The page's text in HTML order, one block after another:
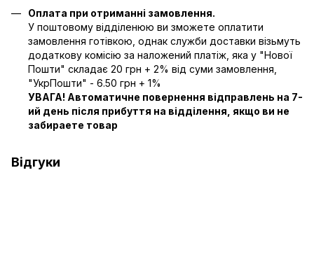
Оплата при отриманні замовлення.
У поштовому відділенюю ви зможете оплатити
замовлення готівкою, однак служби доставки візьмуть
додаткову комісію за наложений платіж, яка у "Нової
Пошти" складає 20 грн + 2% від суми замовлення,
"УкрПошти" - 6.50 грн + 1%
УВАГА! Автоматичне повернення відправлень на 7-
ий день після прибуття на відділення, якщо ви не
забираете товар
Відгуки